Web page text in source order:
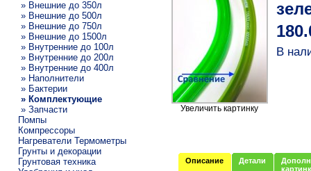
» Внешние до 350л
» Внешние до 500л
» Внешние до 750л
» Внешние до 1500л
» Внутренние до 100л
» Внутренние до 200л
» Внутренние до 400л
» Наполнители
» Бактерии
» Комплектующие
» Запчасти
Помпы
Компрессоры
Нагреватели Термометры
Грунты и декорации
Грунтовая техника
Увеличить картинку
В
Описание Детали